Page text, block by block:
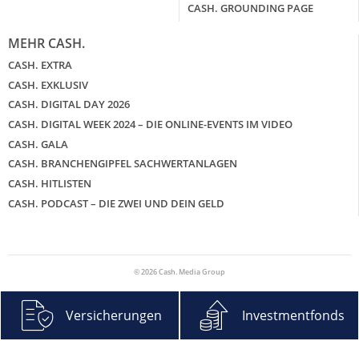
CASH. GROUNDING PAGE
MEHR CASH.
CASH. EXTRA
CASH. EXKLUSIV
CASH. DIGITAL DAY 2026
CASH. DIGITAL WEEK 2024 – DIE ONLINE-EVENTS IM VIDEO
CASH. GALA
CASH. BRANCHENGIPFEL SACHWERTANLAGEN
CASH. HITLISTEN
CASH. PODCAST – DIE ZWEI UND DEIN GELD
© 2026 Cash. Media Group
Versicherungen Investmentfonds